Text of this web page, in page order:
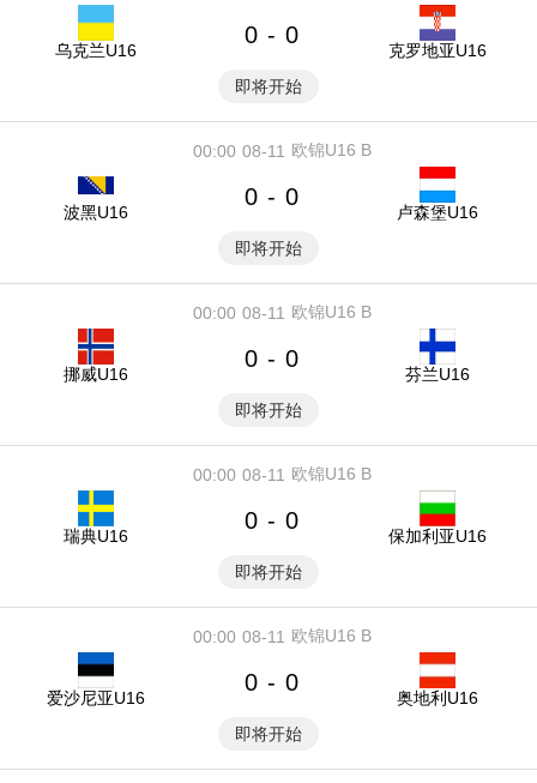
乌克兰U16
0 - 0
克罗地亚U16
即将开始
08-11
00:00 欧锦U16 B
波黑U16
0 - 0
卢森堡U16
即将开始
08-11
00:00 欧锦U16 B
挪威U16
0 - 0
芬兰U16
即将开始
08-11
00:00 欧锦U16 B
瑞典U16
0 - 0
保加利亚U16
即将开始
08-11
00:00 欧锦U16 B
爱沙尼亚U16
0 - 0
奥地利U16
即将开始